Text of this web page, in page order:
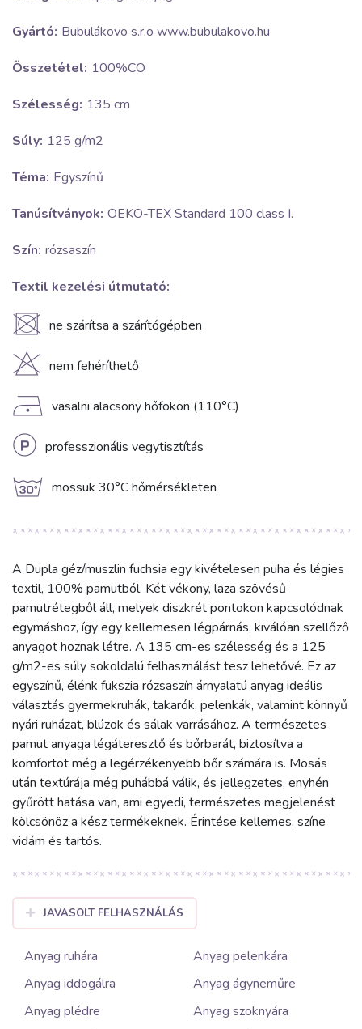
Gyártó: Bubulákovo s.r.o www.bubulakovo.hu
Összetétel: 100%CO
Szélesség: 135 cm
Súly: 125 g/m2
Téma: Egyszínű
Tanúsítványok: OEKO-TEX Standard 100 class I.
Szín: rózsaszín
Textil kezelési útmutató:
U ne szárítsa a szárítógépben
H nem fehéríthető
D vasalni alacsony hőfokon (110°C)
L professzionális vegytisztítás
g mossuk 30°C hőmérsékleten
A Dupla géz/muszlin fuchsia egy kivételesen puha és légies
textil, 100% pamutból. Két vékony, laza szövésű
pamutrétegből áll, melyek diszkrét pontokon kapcsolódnak
egymáshoz, így egy kellemesen légpárnás, kiválóan szellőző
anyagot hoznak létre. A 135 cm-es szélesség és a 125
g/m2-es súly sokoldalú felhasználást tesz lehetővé. Ez az
egyszínű, élénk fukszia rózsaszín árnyalatú anyag ideális
választás gyermekruhák, takarók, pelenkák, valamint könnyű
nyári ruházat, blúzok és sálak varrásához. A természetes
pamut anyaga légáteresztő és bőrbarát, biztosítva a
komfortot még a legérzékenyebb bőr számára is. Mosás
után textúrája még puhábbá válik, és jellegzetes, enyhén
gyűrött hatása van, ami egyedi, természetes megjelenést
kölcsönöz a kész termékeknek. Érintése kellemes, színe
vidám és tartós.
JAVASOLT FELHASZNÁLÁS
Anyag ruhára
Anyag pelenkára
Anyag iddogálra
Anyag ágyneműre
Anyag plédre
Anyag szoknyára